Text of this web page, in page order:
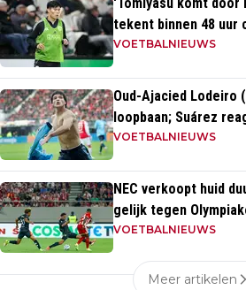
tekent binnen 48 uur
VOETBALNIEUWS
Oud-Ajacied Lodeiro
loopbaan; Suárez
VOETBALNIEUWS
NEC verkoopt huid
gelijk tegen
VOETBALNIEUWS
Meer artikelen